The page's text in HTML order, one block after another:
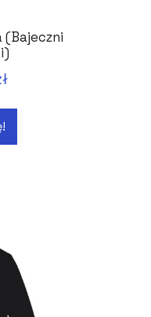
(Bajeczni